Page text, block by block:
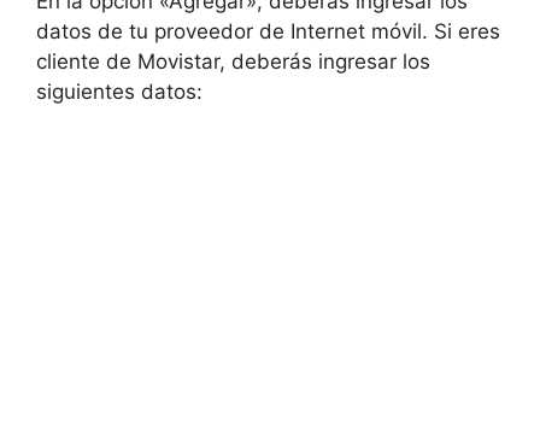
datos de tu proveedor de Internet móvil. Si eres
cliente de Movistar, deberás ingresar los
siguientes datos: